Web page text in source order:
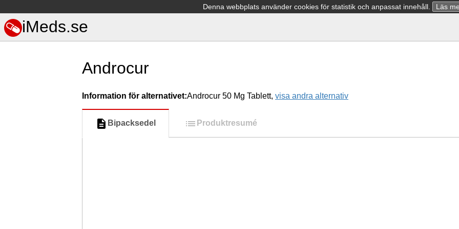
Denna webbplats använder cookies för statistik och anpassat innehåll. Läs
iMeds.se
Androcur
Information för alternativet:Androcur 50 Mg Tablett, visa andra alternativ
Bipacksedel Produktresumé